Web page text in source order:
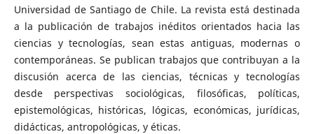
Universidad de Santiago de Chile. La revista está destinada
a la publicación de trabajos inéditos orientados hacia las
ciencias y tecnologías, sean estas antiguas, modernas o
contemporáneas. Se publican trabajos que contribuyan a la
discusión acerca de las ciencias, técnicas y tecnologías
desde perspectivas sociológicas, filosóficas, políticas,
epistemológicas, históricas, lógicas, económicas, jurídicas,
didácticas, antropológicas, y éticas.